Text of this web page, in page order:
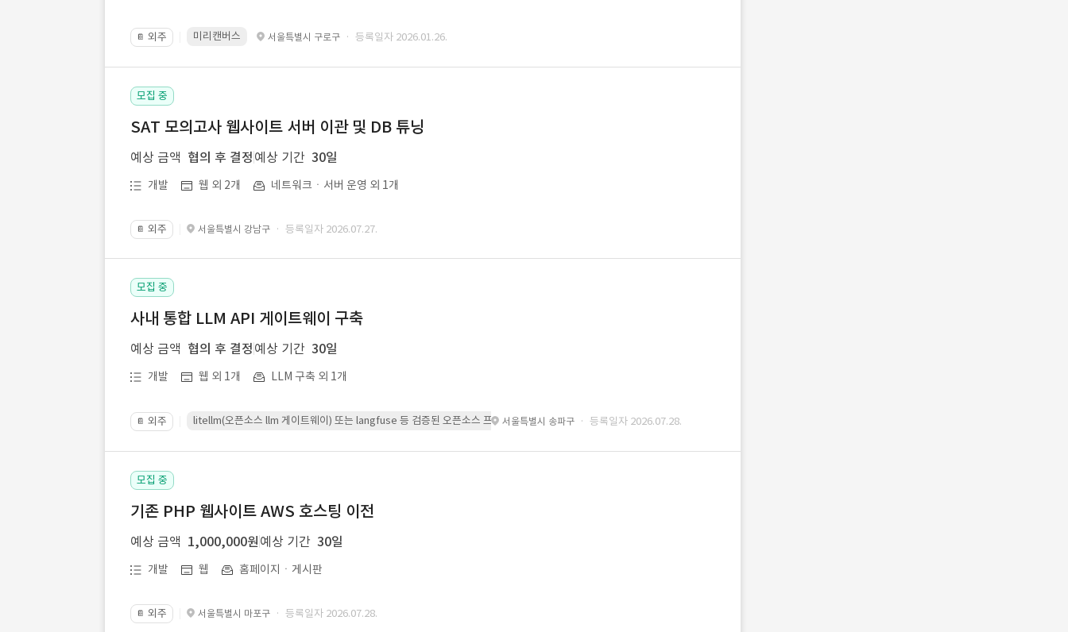
📔 외주 미리캔버스 서울특별시 구로구 · 등록일자 2026.01.26.
모집 중
SAT 모의고사 웹사이트 서버 이관 및 DB 튜닝
예상 금액 협의 후 결정 예상 기간 30일
개발 웹 외 2개 네트워크ㆍ서버 운영 외 1개
📔 외주 서울특별시 강남구 · 등록일자 2026.07.27.
모집 중
사내 통합 LLM API 게이트웨이 구축
예상 금액 협의 후 결정 예상 기간 30일
개발 웹 외 1개 LLM 구축 외 1개
📔 외주 litellm(오픈소스 llm 게이트웨이) 또는 langfuse 등 검증된 오픈소스 프레임워크를 기반으로 시스템을 구축
서울특별시 송파구 · 등록일자 2026.07.28.
모집 중
기존 PHP 웹사이트 AWS 호스팅 이전
예상 금액 1,000,000원 예상 기간 30일
개발 웹 홈페이지ㆍ게시판
📔 외주 서울특별시 마포구 · 등록일자 2026.07.28.